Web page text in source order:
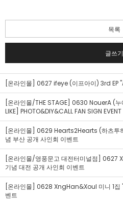
목록
글쓰기
[온라인몰] 0627 ifeye (이프아이) 3rd EP
[온라인몰/THE STAGE] 0630 NouerA (누
LIKE] PHOTO&DIY&CALL FAN SIGN EVENT
[온라인몰] 0629 Hearts2Hearts (하츠
념 부산 공개 사인회 이벤트
[온라인몰/영풍문고 대전터미널점] 0627
기념 대전 공개 사인회 이벤트
[온라인몰] 0628 XngHan&Xoul 미니 1집
벤트